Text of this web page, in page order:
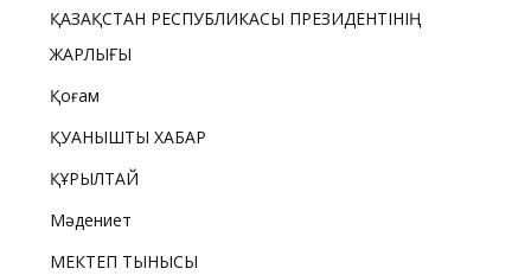
ҚАЗАҚСТАН РЕСПУБЛИКАСЫ ПРЕЗИДЕНТІНІҢ
ЖАРЛЫҒЫ
Қоғам
ҚУАНЫШТЫ ХАБАР
ҚҰРЫЛТАЙ
Мәдениет
МЕКТЕП ТЫНЫСЫ